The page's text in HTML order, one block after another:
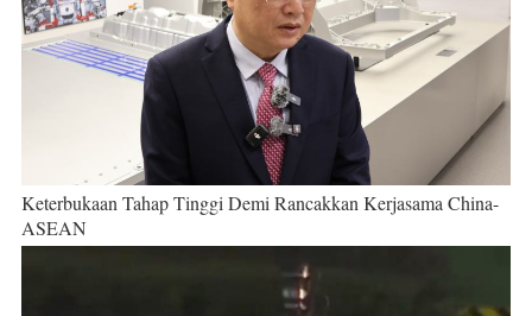
Keterbukaan Tahap Tinggi Demi Rancakkan Kerjasama China-
ASEAN